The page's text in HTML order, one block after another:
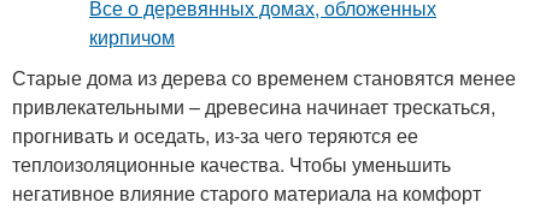
Старые дома из дерева со временем становятся менее
привлекательными – древесина начинает трескаться,
прогнивать и оседать, из-за чего теряются ее
теплоизоляционные качества. Чтобы уменьшить
негативное влияние старого материала на комфорт